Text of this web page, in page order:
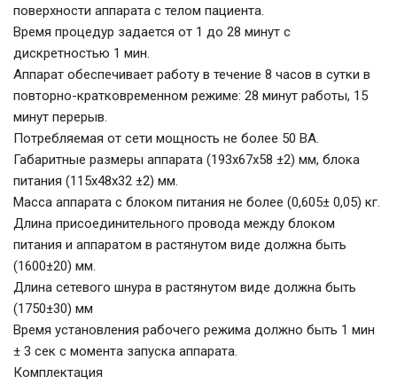
поверхности аппарата с телом пациента.
Время процедур задается от 1 до 28 минут с
дискретностью 1 мин.
Аппарат обеспечивает работу в течение 8 часов в сутки в
повторно-кратковременном режиме: 28 минут работы, 15
минут перерыв.
Потребляемая от сети мощность не более 50 ВА.
Габаритные размеры аппарата (193х67х58 ±2) мм, блока
питания (115х48х32 ±2) мм.
Масса аппарата с блоком питания не более (0,605± 0,05) кг.
Длина присоединительного провода между блоком
питания и аппаратом в растянутом виде должна быть
(1600±20) мм.
Длина сетевого шнура в растянутом виде должна быть
(1750±30) мм
Время установления рабочего режима должно быть 1 мин
± 3 сек с момента запуска аппарата.
Комплектация